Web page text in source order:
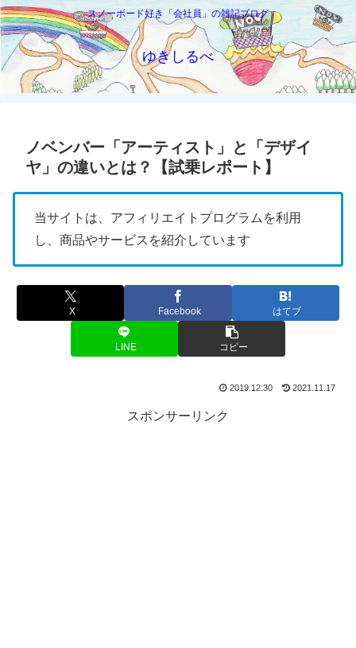
スノーボード好き「会社員」の雑記ブログ
ゆきしるべ
ノベンバー「アーティスト」と「デザイ
ヤ」の違いとは？【試乗レポート】
当サイトは、アフィリエイトプログラムを利用
し、商品やサービスを紹介しています
X Facebook はてブ
LINE コピー
2019.12.30 2021.11.17
スポンサーリンク